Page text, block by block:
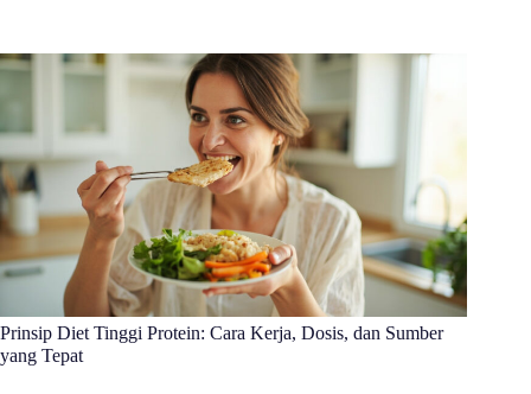
Prinsip Diet Tinggi Protein: Cara Kerja, Dosis, dan Sumber
yang Tepat